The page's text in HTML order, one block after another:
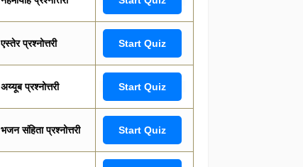
एस्तेर प्रश्नोत्तरी Start Quiz
अय्यूब प्रश्नोत्तरी Start Quiz
भजन संहिता प्रश्नोत्तरी Start Quiz